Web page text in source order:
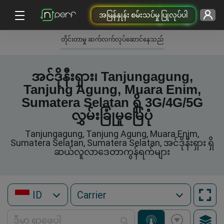
အမြန်နှုန်း စမ်းသပ်မှု ပြုလုပ်ပါ
တိုင်းတာမှု ဆက်လက်လုပ်ဆောင်နေသည်
အင်ဒိုနီးရှား၊ Tanjungagung,
Tanjung Agung, Muara Enim,
Sumatera Selatan ရှိ 3G/4G/5G
လွှမ်းခြုံမှုမြေပုံ
Tanjungagung, Tanjung Agung, Muara Enim,
Sumatera Selatan, Sumatera Selatan, အင်ဒိုနီးရှား ရှိ
ဆယ်လူလာဒေတာကွန်ရက်များ
ID